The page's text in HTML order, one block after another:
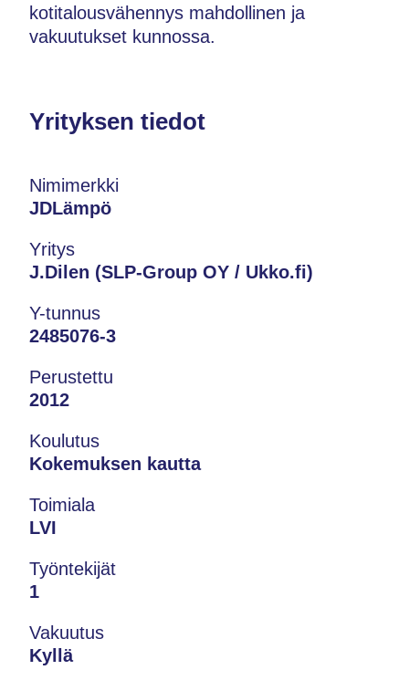
kotitalousvähennys mahdollinen ja
vakuutukset kunnossa.
Yrityksen tiedot
Nimimerkki
JDLämpö
Yritys
J.Dilen (SLP-Group OY / Ukko.fi)
Y-tunnus
2485076-3
Perustettu
2012
Koulutus
Kokemuksen kautta
Toimiala
LVI
Työntekijät
1
Vakuutus
Kyllä